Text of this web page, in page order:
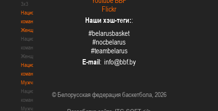
3х3
Национальная
команда.
Женщины
Национальная
команда.
Женщины
Национальная
команда.
Мужчины
Национальная
команда.
Мужчины
Flickr
Наши хэш-теги::
#belarusbasket
#nocbelarus
#teambelarus
E-mail:
© Белорусская федерация баскетбола, 2026